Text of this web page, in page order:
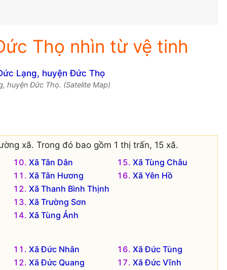
Thọ nhìn từ vệ tinh
huyện Đức Thọ. (Satelite Map)
xã. Trong đó bao gồm 1 thị trấn, 15 xã.
Xã Tân Dân
Xã Tân Hương
Xã Thanh Bình Thịnh
Xã Trường Sơn
Xã Tùng Ảnh
Xã Tùng Châu
Xã Yên Hồ
Xã Đức Nhân
Xã Đức Quang
Xã Đức Tùng
Xã Đức Vĩnh